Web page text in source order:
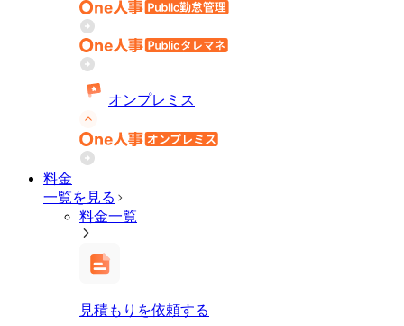
オンプレミス
料金
一覧を見る
料金一覧
見積もりを依頼する